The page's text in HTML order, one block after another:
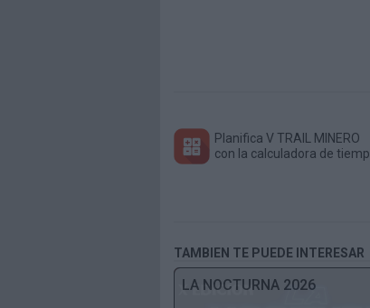
Planifica V TRAIL MINERO
con la calculadora de
TAMBIEN TE PUEDE INTERESAR
LA NOCTURNA 2026